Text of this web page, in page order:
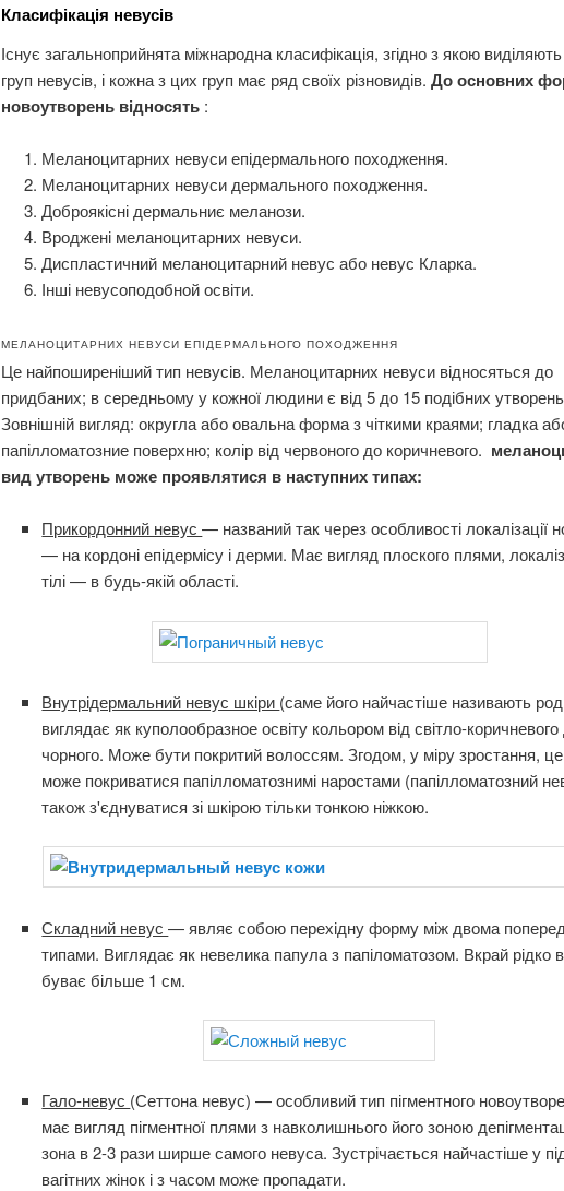
Класифікація невусів
Існує загальноприйнята міжнародна класифікація, згідно з якою виділяють
груп невусів, і кожна з цих груп має ряд своїх різновидів. До основних
новоутворень відносять :
Меланоцитарних невуси епідермального походження.
Меланоцитарних невуси дермального походження.
Доброякісні дермальниє меланози.
Вроджені меланоцитарних невуси.
Диспластичний меланоцитарний невус або невус Кларка.
Інші невусоподобной освіти.
МЕЛАНОЦИТАРНИХ НЕВУСИ ЕПІДЕРМАЛЬНОГО ПОХОДЖЕННЯ
Це найпоширеніший тип невусів. Меланоцитарних невуси відносяться до
придбаних; в середньому у кожної людини є від 5 до 15 подібних
Зовнішній вигляд: округла або овальна форма з чіткими краями; гладка
папілломатозние поверхню; колір від червоного до коричневого.
вид утворень може проявлятися в наступних типах:
Прикордонний невус— названий так через особливості локалізації
— на кордоні епідермісу і дерми. Має вигляд плоского плями,
тілі — в будь-якій області.
Внутрідермальний невус шкіри (саме його найчастіше називають
виглядає як куполообразное освіту кольором від світло-
чорного. Може бути покритий волоссям. Згодом, у міру зростання,
може покриватися папілломатознимі наростами (папілломатозний
також з'єднуватися зі шкірою тільки тонкою ніжкою.
Складний невус— являє собою перехідну форму між двома
типами. Виглядає як невелика папула з папіломатозом. Вкрай рідко в
буває більше 1 см.
Гало-невус (Сеттона невус) — особливий тип пігментного
має вигляд пігментної плями з навколишнього його зоною
зона в 2-3 рази ширше самого невуса. Зустрічається найчастіше у
вагітних жінок і з часом може пропадати.